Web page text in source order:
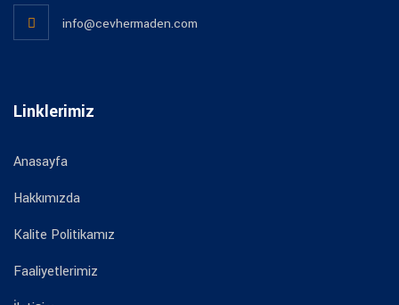
info@cevhermaden.com
Linklerimiz
Anasayfa
Hakkımızda
Kalite Politikamız
Faaliyetlerimiz